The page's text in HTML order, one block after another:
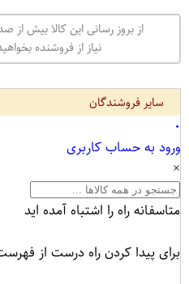
از بروز رسانی این کالا بیش
نیاز از فروشنده
سایر فروشندگان
۰
ورود به حساب کاربری
×
متاسفانه راه را اشتباه آمده اید
برای پیدا کردن راه درست از